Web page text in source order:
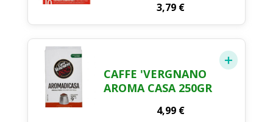
COMPATIBILI
NESPRESSO 10PZ
3,79 €
CAFFE 'VERGNANO
AROMA CASA 250GR
4,99 €